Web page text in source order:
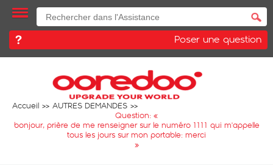
Poser une question
Accueil
AUTRES DEMANDES
Question: «
bonjour, prière de me renseigner sur le numéro 1111 qui m'appelle
tous les jours sur mon portable: merci
»